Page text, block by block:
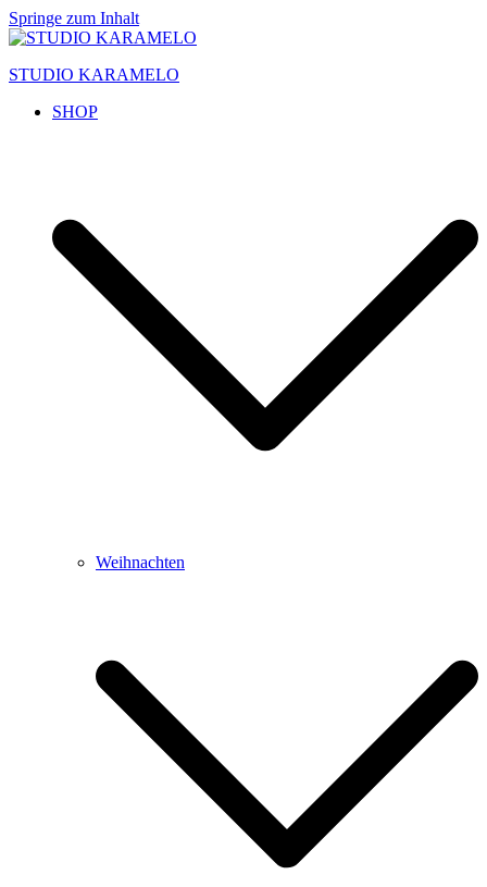
Springe zum Inhalt
STUDIO KARAMELO
SHOP
Weihnachten